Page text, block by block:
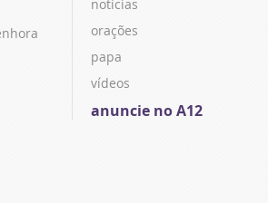
notícias
orações
papa
vídeos
anuncie no A12